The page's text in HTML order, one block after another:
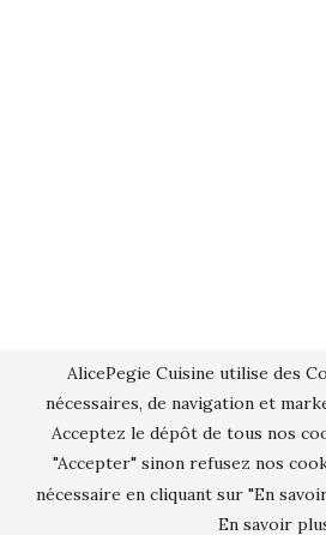
AlicePegie Cuisine utilise des
nécessaires, de navigation et
Acceptez le dépôt de tous nos
"Accepter" sinon refusez nos
nécessaire en cliquant sur "En
En savoir